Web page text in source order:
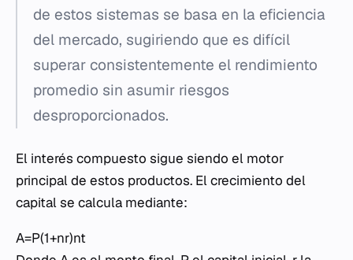
de estos sistemas se basa en la eficiencia
del mercado, sugiriendo que es difícil
superar consistentemente el rendimiento
promedio sin asumir riesgos
desproporcionados.
El interés compuesto sigue siendo el motor
principal de estos productos. El crecimiento del
capital se calcula mediante:
A=P(1+nr​)nt